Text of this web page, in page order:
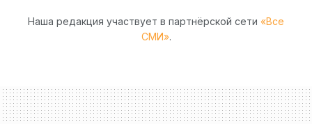
Наша редакция участвует в партнёрской сети «Все
СМИ».